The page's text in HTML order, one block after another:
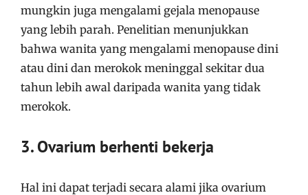
mungkin juga mengalami gejala menopause
yang lebih parah. Penelitian menunjukkan
bahwa wanita yang mengalami menopause dini
atau dini dan merokok meninggal sekitar dua
tahun lebih awal daripada wanita yang tidak
merokok.
3. Ovarium berhenti bekerja
Hal ini dapat terjadi secara alami jika ovarium